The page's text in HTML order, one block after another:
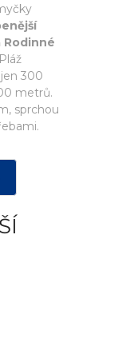
Rodinné
300
metrů.
sprchou